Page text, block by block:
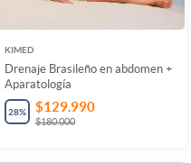
KIMED
Drenaje Brasileño en abdomen +
Aparatología
28% $129.990
$180.000